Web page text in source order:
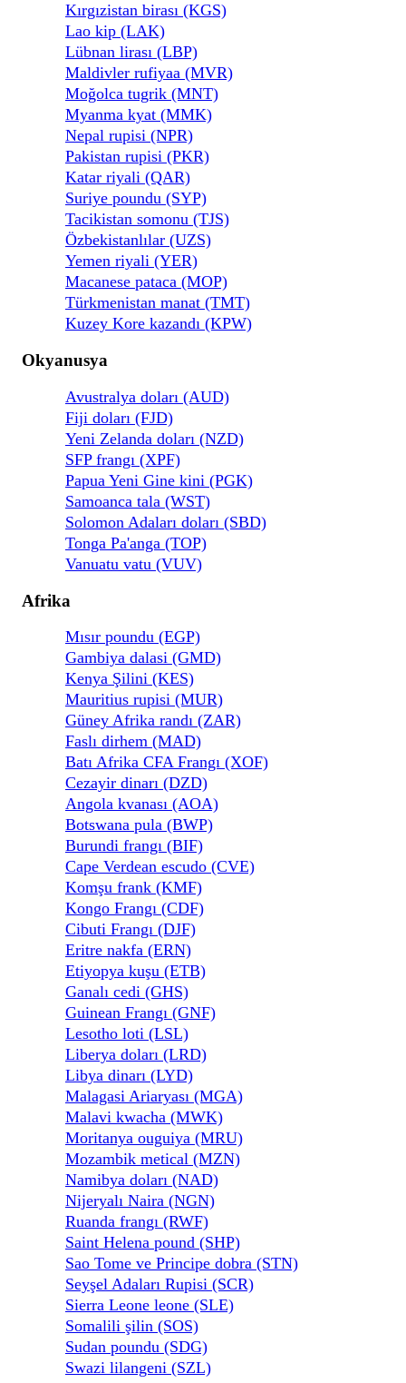
Kırgızistan birası (KGS)
Lao kip (LAK)
Lübnan lirası (LBP)
Maldivler rufiyaa (MVR)
Moğolca tugrik (MNT)
Myanma kyat (MMK)
Nepal rupisi (NPR)
Pakistan rupisi (PKR)
Katar riyali (QAR)
Suriye poundu (SYP)
Tacikistan somonu (TJS)
Özbekistanlılar (UZS)
Yemen riyali (YER)
Macanese pataca (MOP)
Türkmenistan manat (TMT)
Kuzey Kore kazandı (KPW)
Okyanusya
Avustralya doları (AUD)
Fiji doları (FJD)
Yeni Zelanda doları (NZD)
SFP frangı (XPF)
Papua Yeni Gine kini (PGK)
Samoanca tala (WST)
Solomon Adaları doları (SBD)
Tonga Pa'anga (TOP)
Vanuatu vatu (VUV)
Afrika
Mısır poundu (EGP)
Gambiya dalasi (GMD)
Kenya Şilini (KES)
Mauritius rupisi (MUR)
Güney Afrika randı (ZAR)
Faslı dirhem (MAD)
Batı Afrika CFA Frangı (XOF)
Cezayir dinarı (DZD)
Angola kvanası (AOA)
Botswana pula (BWP)
Burundi frangı (BIF)
Cape Verdean escudo (CVE)
Komşu frank (KMF)
Kongo Frangı (CDF)
Cibuti Frangı (DJF)
Eritre nakfa (ERN)
Etiyopya kuşu (ETB)
Ganalı cedi (GHS)
Guinean Frangı (GNF)
Lesotho loti (LSL)
Liberya doları (LRD)
Libya dinarı (LYD)
Malagasi Ariaryası (MGA)
Malavi kwacha (MWK)
Moritanya ouguiya (MRU)
Mozambik metical (MZN)
Namibya doları (NAD)
Nijeryalı Naira (NGN)
Ruanda frangı (RWF)
Saint Helena pound (SHP)
Sao Tome ve Principe dobra (STN)
Seyşel Adaları Rupisi (SCR)
Sierra Leone leone (SLE)
Somalili şilin (SOS)
Sudan poundu (SDG)
Swazi lilangeni (SZL)